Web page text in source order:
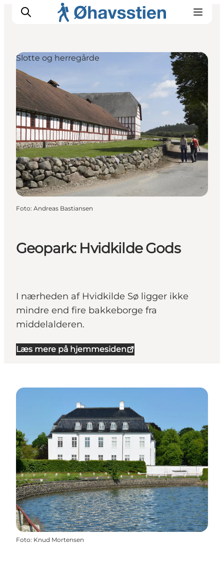
Inspiration
Vandreruter
Planlægning
Geopark: Hvidkilde Gods
I nærheden af ​​Hvidkilde Sø ligger ikke
mindre end fire bakkeborge fra
middelalderen.
Læs mere på hjemmesiden
Slotte og herregårde
Foto: Andreas Bastiansen
Foto: Knud Mortensen